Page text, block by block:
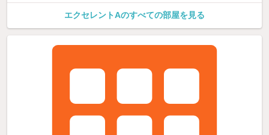
エクセレントAのすべての部屋を見る